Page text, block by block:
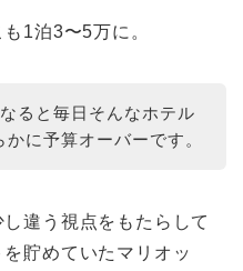
1泊3〜5万に。
ると毎日そんなホテル
に予算オーバーです。
違う視点をもたらして
貯めていたマリオッ